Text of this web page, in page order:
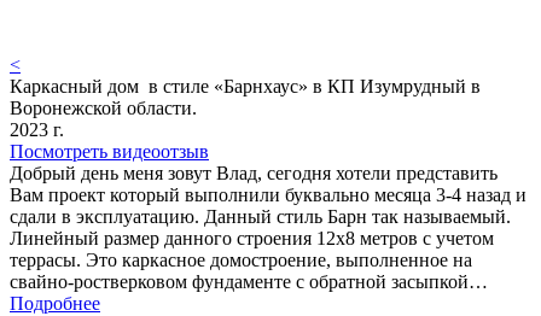
<
Каркасный дом в стиле «Барнхаус» в КП Изумрудный в
Воронежской области.
2023 г.
Посмотреть видеоотзыв
Добрый день меня зовут Влад, сегодня хотели представить
Вам проект который выполнили буквально месяца 3-4 назад и
сдали в эксплуатацию. Данный стиль Барн так называемый.
Линейный размер данного строения 12х8 метров с учетом
террасы. Это каркасное домостроение, выполненное на
свайно-ростверковом фундаменте с обратной засыпкой…
Подробнее